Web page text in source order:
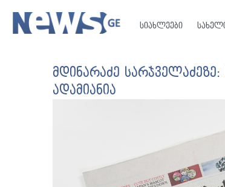
სიახლეები
მდინარაძე სარჯველაძეზე:
ადამიანია